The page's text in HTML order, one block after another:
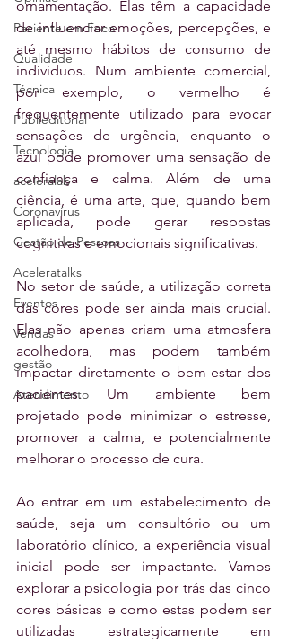
Paciente em Foco
Qualidade
Técnica
Publieditorial
Tecnologia
aceleralab
Coronavírus
Gestão de Pessoas
Aceleratalks
Eventos
Vendas
gestão
Atendimento
ornamentação. Elas têm a capacidade
de influenciar emoções, percepções, e
até mesmo hábitos de consumo de
indivíduos. Num ambiente comercial,
por exemplo, o vermelho é
frequentemente utilizado para evocar
sensações de urgência, enquanto o
azul pode promover uma sensação de
confiança e calma. Além de uma
ciência, é uma arte, que, quando bem
aplicada, pode gerar respostas
cognitivas e emocionais significativas.
No setor de saúde, a utilização correta
das cores pode ser ainda mais crucial.
Elas não apenas criam uma atmosfera
acolhedora, mas podem também
impactar diretamente o bem-estar dos
pacientes. Um ambiente bem
projetado pode minimizar o estresse,
promover a calma, e potencialmente
melhorar o processo de cura.
Ao entrar em um estabelecimento de
saúde, seja um consultório ou um
laboratório clínico, a experiência visual
inicial pode ser impactante. Vamos
explorar a psicologia por trás das cinco
cores básicas e como estas podem ser
utilizadas estrategicamente em